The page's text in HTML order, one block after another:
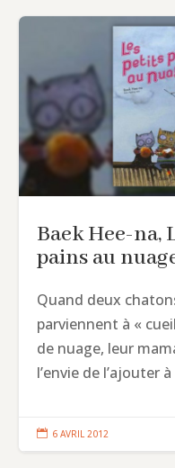
Baek Hee-na,
pains au
Quand deux
parviennent à «
de nuage, leur
l’envie de l’ajouter
 6 AVRIL 2012